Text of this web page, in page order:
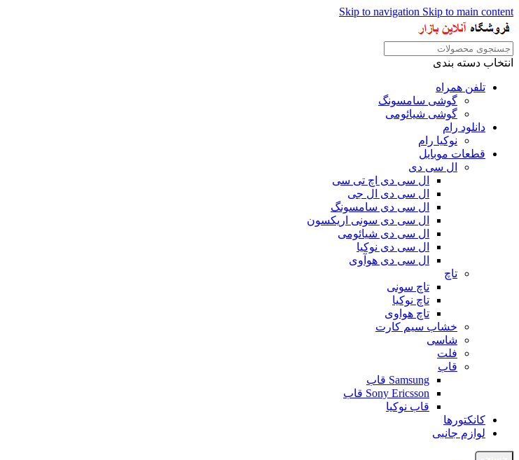
Skip to navigation Skip to main content
انتخاب دسته بندی
تلفن همراه
گوشی سامسونگ
گوشی شیائومی
دانلود رام
نوکیا رام
قطعات موبایل
ال سی دی
ال سی دی اچ تی سی
ال سی دی ال جی
ال سی دی سامسونگ
ال سی دی سونی اریکسون
ال سی دی شیائومی
ال سی دی نوکیا
ال سی دی هوآوی
تاچ
تاچ سونی
تاچ نوکیا
تاچ هواوی
خشاب سیم کارت
شاسی
فلت
قاب
Samsung قاب
Sony Ericsson قاب
قاب نوکیا
کانکتورها
لوازم جانبی